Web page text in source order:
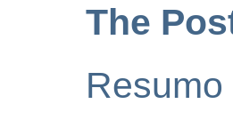
The
Resumo